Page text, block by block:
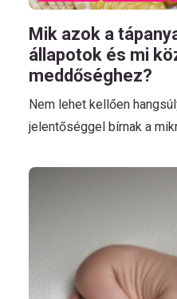
Mik azok a
állapotok és mi
meddőséghez?
Nem lehet kellően
jelentőséggel bírnak a